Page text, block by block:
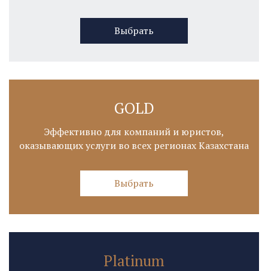
Выбрать
GOLD
Эффективно для компаний и юристов,
оказывающих услуги во всех регионах Казахстана
Выбрать
Platinum